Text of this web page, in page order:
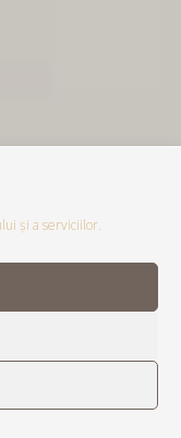
și a serviciilor.